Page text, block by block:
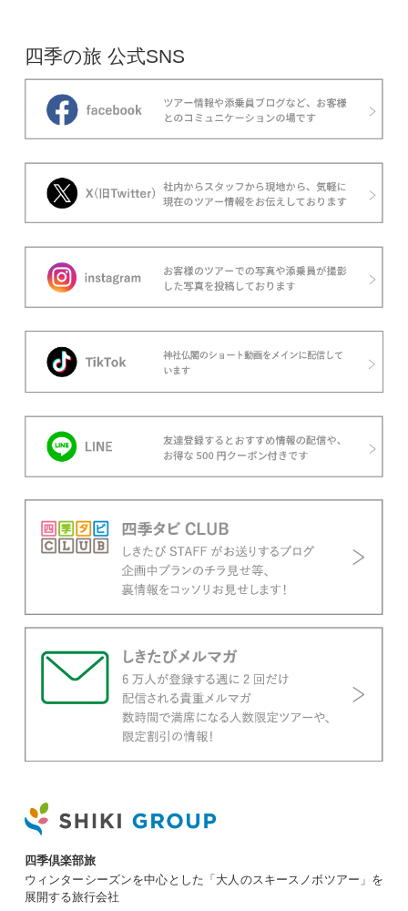
四季の旅 公式SNS
四季倶楽部旅
ウィンターシーズンを中心とした「大人のスキースノボツアー」を
展開する旅行会社